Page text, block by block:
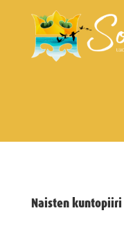
Naisten kuntopiiri